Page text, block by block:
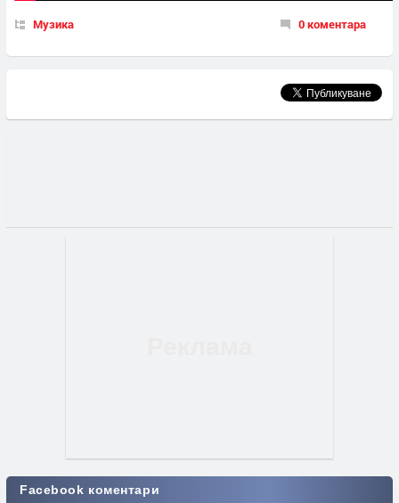
Музика 0 коментара
Facebook коментари